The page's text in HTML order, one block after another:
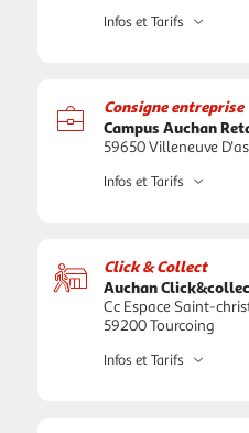
Infos et Tarifs
Consigne entreprise
Campus Auchan
59650 Villeneuve
Infos et Tarifs
Click & Collect
Auchan
Cc Espace Saint-
59200 Tourcoing
Infos et Tarifs